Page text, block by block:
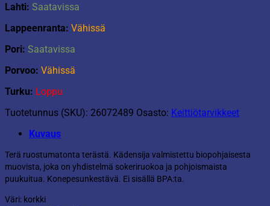
Lahti: Saatavissa
Lappeenranta: Vähissä
Pori: Saatavissa
Porvoo: Vähissä
Turku: Loppu
Tuotetunnus (SKU): 26072489 Osasto: Keittiötarvikkeet
Kuvaus
Terä ruostumatonta terästä. Kädensija valmistettu biopohjaisesta
muovista, joka on yhdistelmä sokeriruokoa ja pohjoismaista
puukuitua. Konepesunkestävä. Ei sisällä BPA:ta.
Väri: korkki